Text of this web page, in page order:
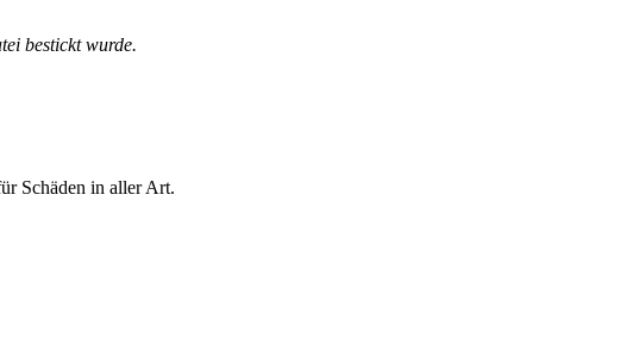
bestickt wurde.
Schäden in aller Art.